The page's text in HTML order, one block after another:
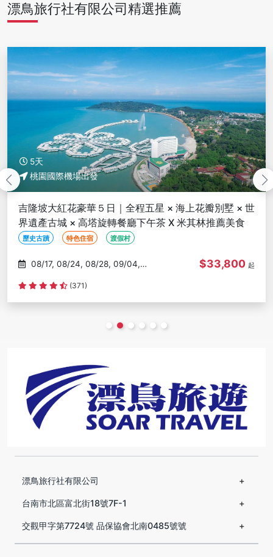
漂鳥旅行社有限公司精選推薦
5天
桃園國際機場出發
吉隆坡大紅花豪華５日｜全程五星 × 海上花瓣別墅 × 世
界遺產古城 × 高塔旋轉餐廳下午茶 X 米其林推薦美食
歷史古蹟 特色住宿 渡假村
$33,800 起
(371)
漂鳥旅行社有限公司
台南市北區富北街18號7F-1
交觀甲字第7724號 品保協會北南0485號號